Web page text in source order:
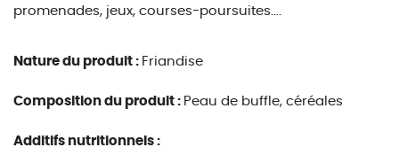
promenades, jeux, courses-poursuites….
Nature du produit : Friandise
Composition du produit : Peau de buffle, céréales
Additifs nutritionnels :